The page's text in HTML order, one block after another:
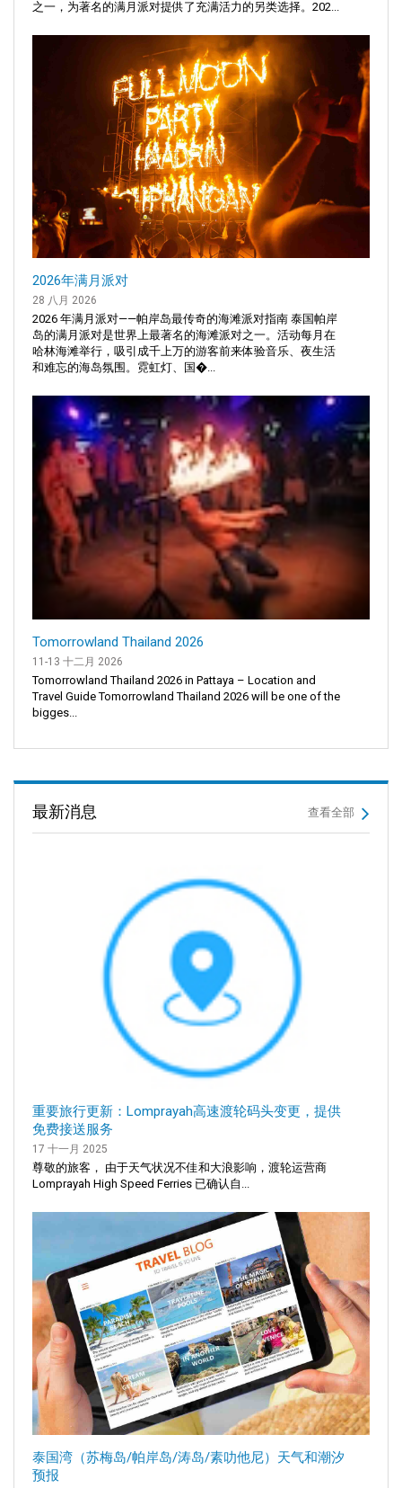
之一，为著名的满月派对提供了充满活力的另类选择。202...
2026年满月派对
28 八月 2026
2026 年满月派对——帕岸岛最传奇的海滩派对指南 泰国帕岸
岛的满月派对是世界上最著名的海滩派对之一。活动每月在
哈林海滩举行，吸引成千上万的游客前来体验音乐、夜生活
和难忘的海岛氛围。霓虹灯、国�...
Tomorrowland Thailand 2026
11-13 十二月 2026
Tomorrowland Thailand 2026 in Pattaya – Location and
Travel Guide Tomorrowland Thailand 2026 will be one of the
bigges...
最新消息 查看全部
重要旅行更新：Lomprayah高速渡轮码头变更，提供
免费接送服务
17 十一月 2025
尊敬的旅客， 由于天气状况不佳和大浪影响，渡轮运营商
Lomprayah High Speed Ferries 已确认自...
泰国湾（苏梅岛/帕岸岛/涛岛/素叻他尼）天气和潮汐
预报